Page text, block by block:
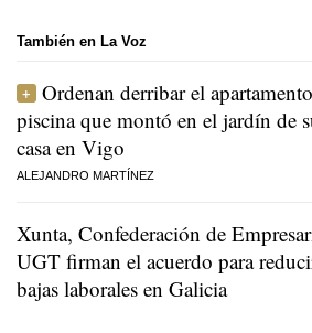
También en La Voz
Ordenan derribar el
piscina que montó en el jardín de
casa en Vigo
ALEJANDRO MARTÍNEZ
Xunta, Confederación de
UGT firman el acuerdo para
bajas laborales en Galicia